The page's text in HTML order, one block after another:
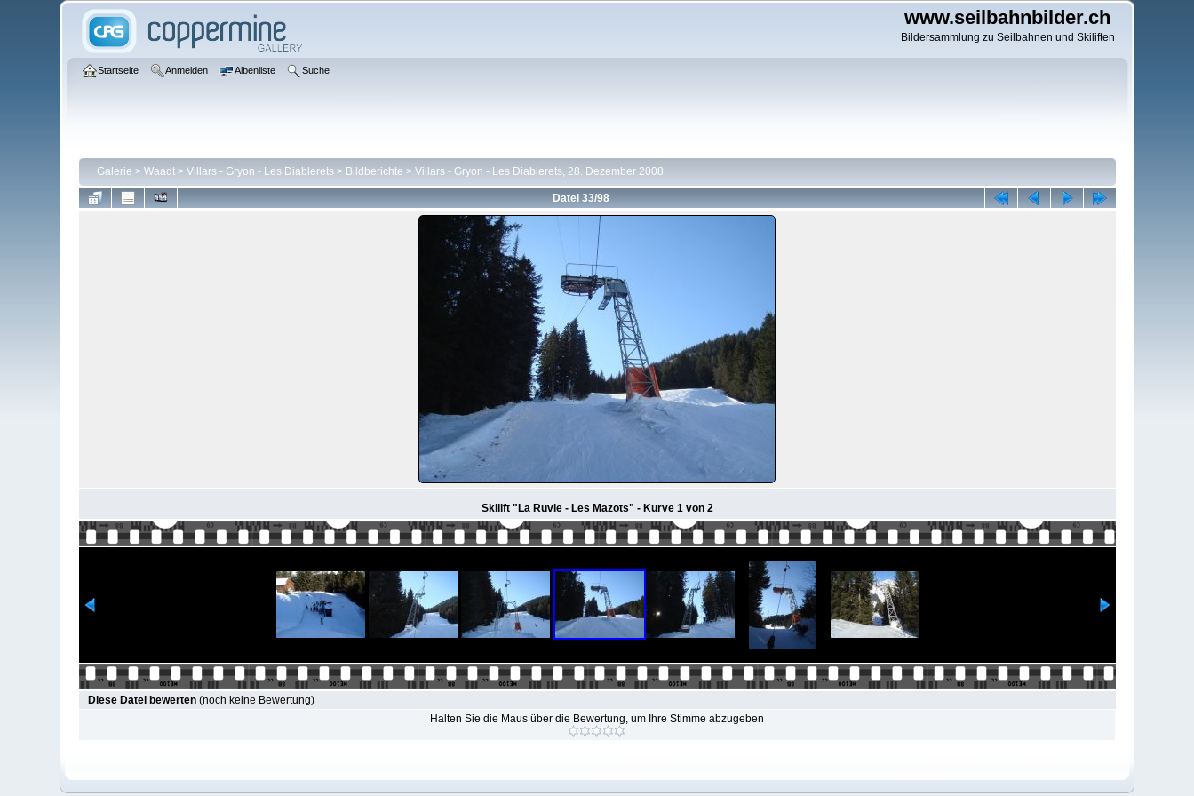
www.seilbahnbilder.ch
Bildersammlung zu Seilbahnen und Skiliften
Startseite Anmelden Albenliste Suche
Galerie > Waadt> Villars - Gryon - Les Diablerets> Bildberichte > Villars - Gryon - Les Diablerets, 28. Dezember 2008
Datei 33/98
Skilift "La Ruvie - Les Mazots" - Kurve 1 von 2
Diese Datei bewerten(noch keine Bewertung)
Halten Sie die Maus über die Bewertung, um Ihre Stimme abzugeben